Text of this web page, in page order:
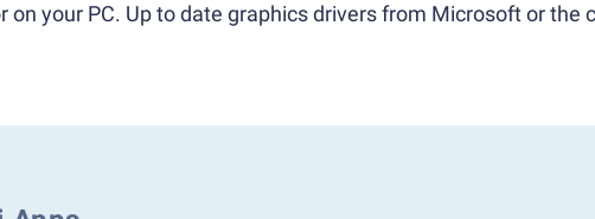
on your PC. Up to date graphics drivers from Microsoft or the